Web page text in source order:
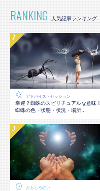
RANKING
アドバイス・セッション
幸運？蜘蛛のスピリチュアルな意味！
蜘蛛の色・状態・状況・場所...
おもしろ占い